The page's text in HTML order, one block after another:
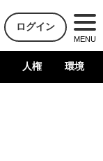
ログイン
MENU
人権 環境